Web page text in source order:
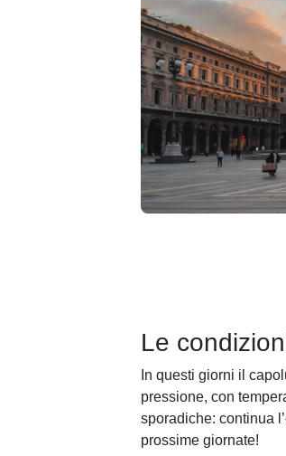
Le
In questi giorni il
pressione, con
sporadiche: continua
prossime giornate!